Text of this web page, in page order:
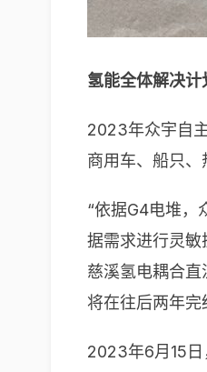
氢能全体解决计
2023年众宇自
商用车、船只、
“依据G4电堆，
据需求进行灵
慈溪氢电耦合
将在往后两年完
2023年6月15